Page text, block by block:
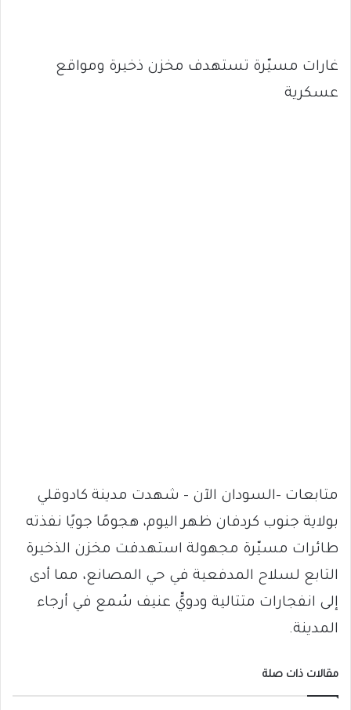
غارات مسيّرة تستهدف مخزن ذخيرة ومواقع
عسكرية
متابعات -السودان الآن – شهدت مدينة كادوقلي
بولاية جنوب كردفان ظهر اليوم، هجومًا جويًا نفذته
طائرات مسيّرة مجهولة استهدفت مخزن الذخيرة
التابع لسلاح المدفعية في حي المصانع، مما أدى
إلى انفجارات متتالية ودويٍّ عنيف سُمع في أرجاء
المدينة.
مقالات ذات صلة